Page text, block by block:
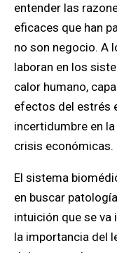
entender las
eficaces que han
no son negocio. A
laboran en los
calor humano,
efectos del estrés
incertidumbre en
crisis económicas.
El sistema biomédico y la psiquiatría están enfocados
en buscar
intuición que se va
la importancia del